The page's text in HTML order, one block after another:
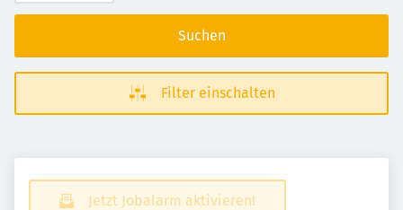
Suchen
Filter einschalten
Jetzt Jobalarm aktivieren!